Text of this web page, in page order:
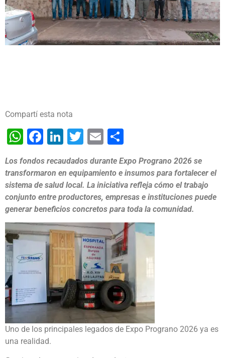
Compartí esta nota
WhatsApp
Facebook
LinkedIn
Twitter
Email
Los fondos recaudados durante Expo Prograno 2026 se
transformaron en equipamiento e insumos para fortalecer el
sistema de salud local. La iniciativa refleja cómo el trabajo
conjunto entre productores, empresas e instituciones puede
generar beneficios concretos para toda la comunidad.
Uno de los principales legados de Expo Prograno 2026 ya es
una realidad.